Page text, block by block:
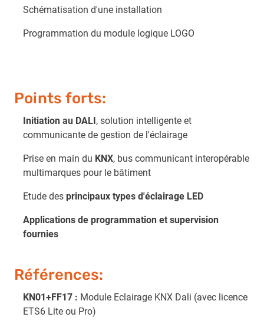
Schématisation d'une installation
Programmation du module logique LOGO
Points forts:
Initiation au DALI, solution intelligente et
communicante de gestion de l'éclairage
Prise en main du KNX, bus communicant interopérable
multimarques pour le bâtiment
Etude des principaux types d'éclairage LED
Applications de programmation et supervision
fournies
Références:
KN01+FF17 : Module Eclairage KNX Dali (avec licence
ETS6 Lite ou Pro)